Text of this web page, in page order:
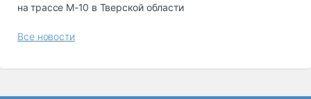
на трассе М-10 в Тверской области
Все новости